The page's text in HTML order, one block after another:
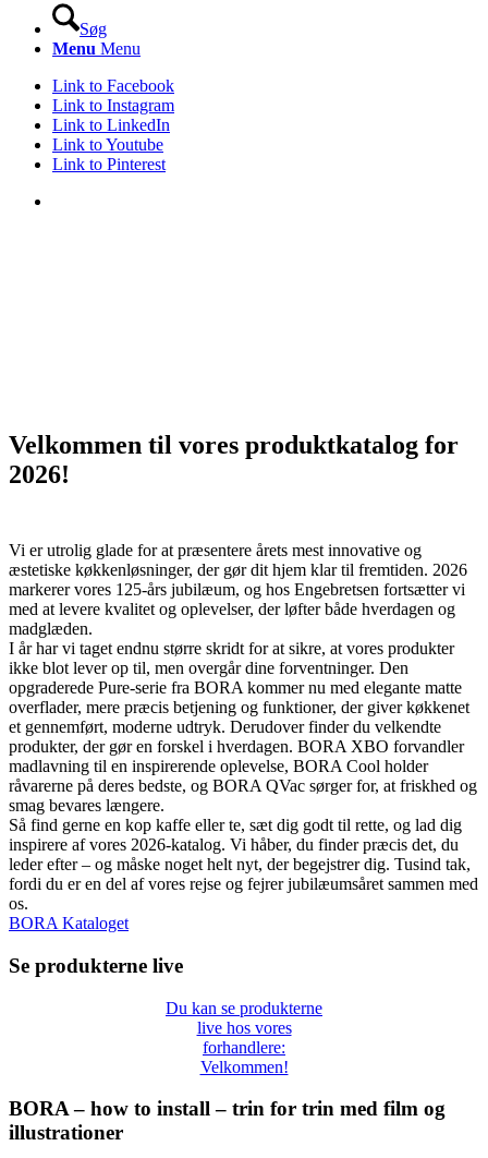
Søg
Menu Menu
Link to Facebook
Link to Instagram
Link to LinkedIn
Link to Youtube
Link to Pinterest
Velkommen til vores produktkatalog for
2026!
Vi er utrolig glade for at præsentere årets mest innovative og
æstetiske køkkenløsninger, der gør dit hjem klar til fremtiden. 2026
markerer vores 125-års jubilæum, og hos Engebretsen fortsætter vi
med at levere kvalitet og oplevelser, der løfter både hverdagen og
madglæden.
I år har vi taget endnu større skridt for at sikre, at vores produkter
ikke blot lever op til, men overgår dine forventninger. Den
opgraderede Pure-serie fra BORA kommer nu med elegante matte
overflader, mere præcis betjening og funktioner, der giver køkkenet
et gennemført, moderne udtryk. Derudover finder du velkendte
produkter, der gør en forskel i hverdagen. BORA XBO forvandler
madlavning til en inspirerende oplevelse, BORA Cool holder
råvarerne på deres bedste, og BORA QVac sørger for, at friskhed og
smag bevares længere.
Så find gerne en kop kaffe eller te, sæt dig godt til rette, og lad dig
inspirere af vores 2026-katalog. Vi håber, du finder præcis det, du
leder efter – og måske noget helt nyt, der begejstrer dig. Tusind tak,
fordi du er en del af vores rejse og fejrer jubilæumsåret sammen med
os.
BORA Kataloget
Se produkterne live
Du kan se produkterne
live hos vores
forhandlere:
Velkommen!
BORA – how to install – trin for trin med film og
illustrationer